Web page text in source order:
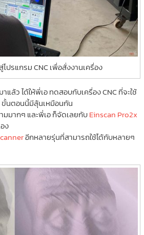
โปรแกรม CNC เพื่อสั่งงานเครื่อง
ล้ว ได้ให้พี่เอ ทดสอบกับเครื่อง CNC ที่จะใช้
ขั้นตอนนี้มีลุ้นเหมือนกัน
มากๆ และพี่เอ ก็จัดเลยกับEinscan Pro2x
ง
อีกหลายรุ่นที่สามารถใช้ได้กับหลายๆ